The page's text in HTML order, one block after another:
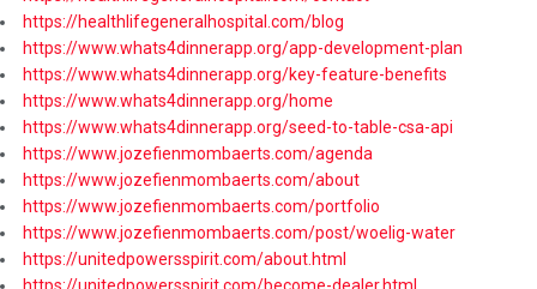
https://healthlifegeneralhospital.com/blog
https://www.whats4dinnerapp.org/app-development-plan
https://www.whats4dinnerapp.org/key-feature-benefits
https://www.whats4dinnerapp.org/home
https://www.whats4dinnerapp.org/seed-to-table-csa-api
https://www.jozefienmombaerts.com/agenda
https://www.jozefienmombaerts.com/about
https://www.jozefienmombaerts.com/portfolio
https://www.jozefienmombaerts.com/post/woelig-water
https://unitedpowersspirit.com/about.html